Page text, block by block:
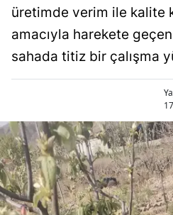
üretimde verim ile kalite
amacıyla harekete
sahada titiz bir çalışma